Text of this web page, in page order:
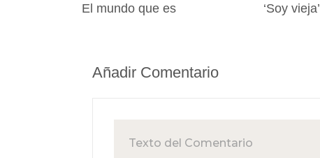
El mundo que es ‘Soy vieja’
Añadir Comentario